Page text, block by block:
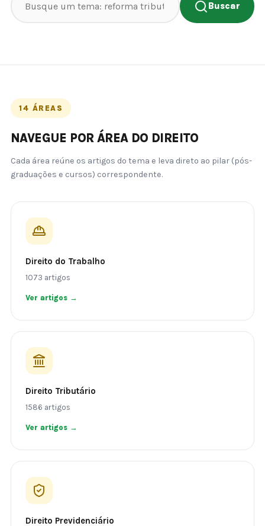
Buscar
14 ÁREAS
NAVEGUE POR ÁREA DO DIREITO
Cada área reúne os artigos do tema e leva direto ao pilar (pós-
graduações e cursos) correspondente.
Direito do Trabalho
1073 artigos
Ver artigos →
Direito Tributário
1586 artigos
Ver artigos →
Direito Previdenciário